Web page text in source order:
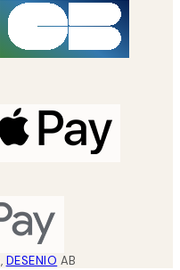
, DESENIO AB